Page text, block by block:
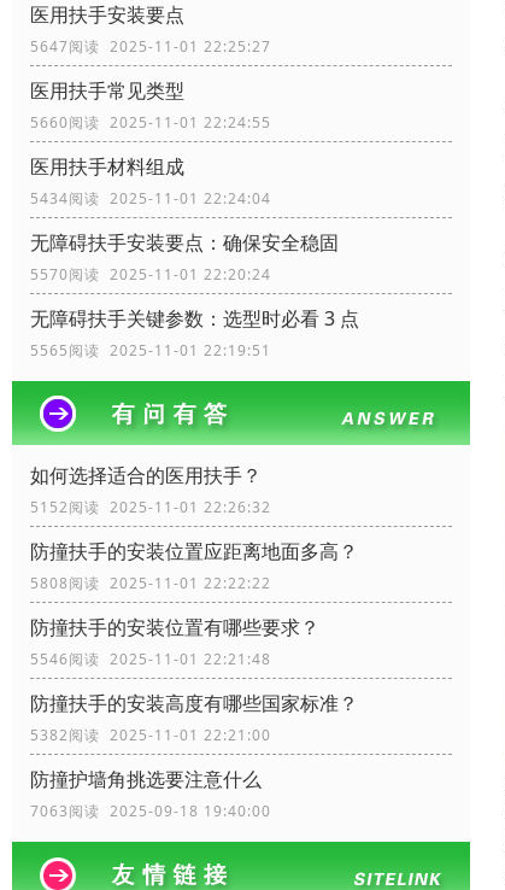
医用扶手安装要点
5647阅读 2025-11-01 22:25:27
医用扶手常见类型
5660阅读 2025-11-01 22:24:55
医用扶手材料组成
5434阅读 2025-11-01 22:24:04
无障碍扶手安装要点：确保安全稳固
5570阅读 2025-11-01 22:20:24
无障碍扶手关键参数：选型时必看 3 点
5565阅读 2025-11-01 22:19:51
如何选择适合的医用扶手？
5152阅读 2025-11-01 22:26:32
防撞扶手的安装位置应距离地面多高？
5808阅读 2025-11-01 22:22:22
防撞扶手的安装位置有哪些要求？
5546阅读 2025-11-01 22:21:48
防撞扶手的安装高度有哪些国家标准？
5382阅读 2025-11-01 22:21:00
防撞护墙角挑选要注意什么
7063阅读 2025-09-18 19:40:00